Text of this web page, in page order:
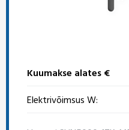
Kuumakse alates €
Elektrivõimsus W: